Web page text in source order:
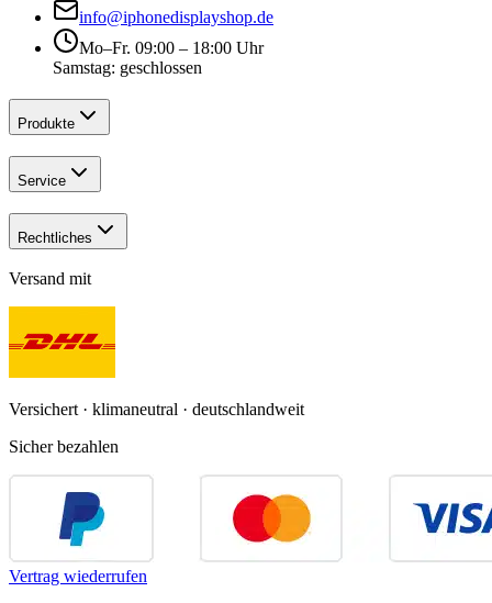
info@iphonedisplayshop.de
Mo–Fr. 09:00 – 18:00 Uhr
Samstag: geschlossen
Produkte
Service
Rechtliches
Versand mit
Versichert · klimaneutral · deutschlandweit
Sicher bezahlen
Vertrag wiederrufen